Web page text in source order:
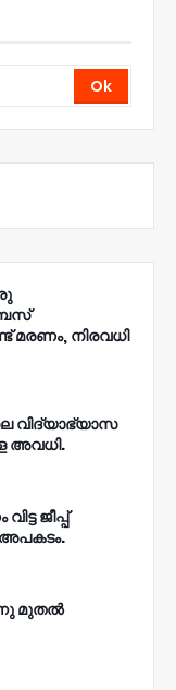
ബസ്
മരണം, നിരവധി
വിദ്യാഭ്യാസ
അവധി.
ജീപ്പ്
മുതല്‍